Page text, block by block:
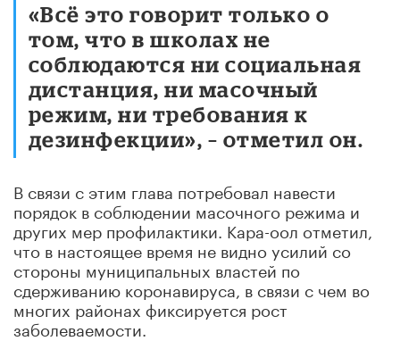
«Всё это говорит только о
том, что в школах не
соблюдаются ни социальная
дистанция, ни масочный
режим, ни требования к
дезинфекции», – отметил он.
В связи с этим глава потребовал навести
порядок в соблюдении масочного режима и
других мер профилактики. Кара-оол отметил,
что в настоящее время не видно усилий со
стороны муниципальных властей по
сдерживанию коронавируса, в связи с чем во
многих районах фиксируется рост
заболеваемости.